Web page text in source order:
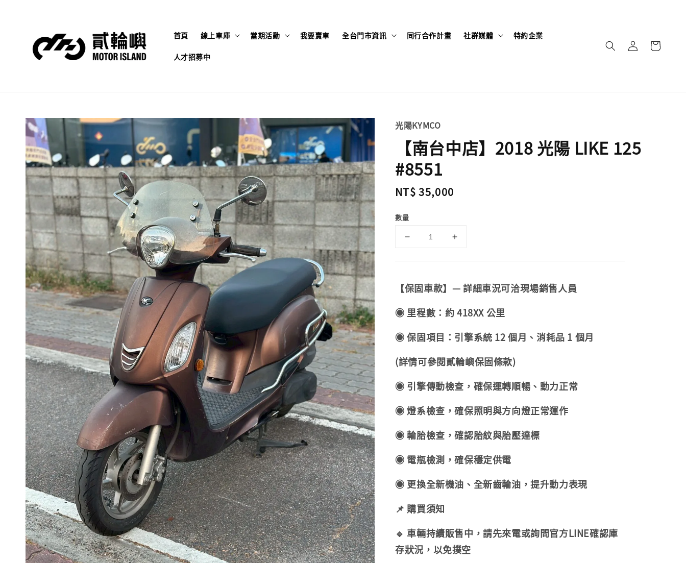
首頁 線上車庫 當期活動 我要賣車 全台門市資訊 同行合作計畫 社群媒體 特約企業
人才招募中
光陽KYMCO
【南台中店】2018 光陽 LIKE 125
#8551
Regular
NT$ 35,000
數量
【保固車款】— 詳細車況可洽現場銷售人員
◉ 里程數：約 418XX 公里
◉ 保固項目：引擎系統 12 個月、消耗品 1 個月
(詳情可參閱貳輪嶼保固條款)
◉ 引擎傳動檢查，確保運轉順暢、動力正常
◉ 燈系檢查，確保照明與方向燈正常運作
◉ 輪胎檢查，確認胎紋與胎壓達標
◉ 電瓶檢測，確保穩定供電
◉ 更換全新機油、全新齒輪油，提升動力表現
📌 購買須知
🔹 車輛持續販售中，請先來電或詢問官方LINE確認庫
存狀況，以免撲空